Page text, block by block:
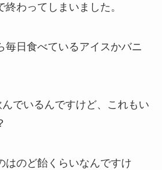
わってしまいました。
毎日食べているアイスかバニ
でいるんですけど、これもい
はのど飴くらいなんですけ